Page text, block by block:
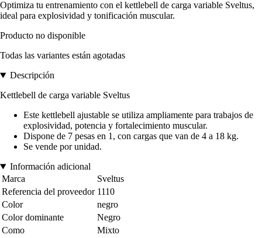
Optimiza tu entrenamiento con el kettlebell de carga variable Sveltus,
ideal para explosividad y tonificación muscular.
Producto no disponible
Todas las variantes están agotadas
Descripción
Kettlebell de carga variable Sveltus
Este kettlebell ajustable se utiliza ampliamente para trabajos de
explosividad, potencia y fortalecimiento muscular.
Dispone de 7 pesas en 1, con cargas que van de 4 a 18 kg.
Se vende por unidad.
Información adicional
Marca
Sveltus
Referencia del proveedor 1110
Color
negro
Color dominante
Negro
Como
Mixto